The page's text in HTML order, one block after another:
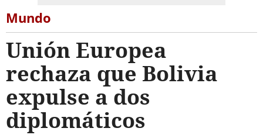
Mundo
Unión Europea
rechaza que Bolivia
expulse a dos
diplomáticos